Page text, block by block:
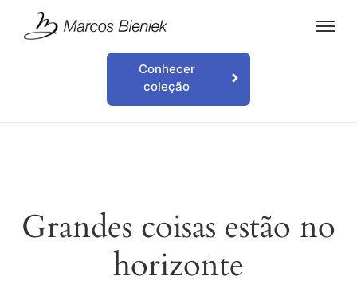
Conhecer
coleção
Grandes coisas estão no
horizonte